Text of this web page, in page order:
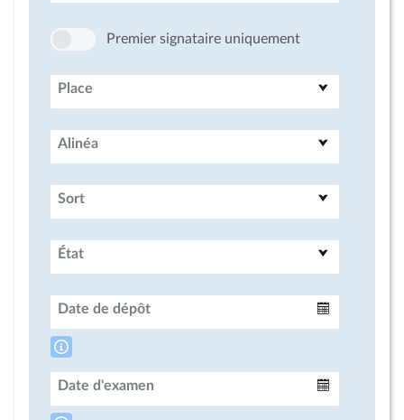
Premier signataire uniquement
Place
Alinéa
Sort
État
Date de dépôt
Date d'examen